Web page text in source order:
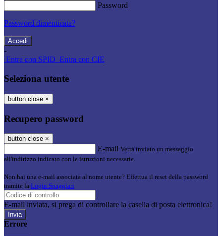
Password
Password dimenticata?
-
Entra con SPID Entra con CIE
Seleziona utente
button close ×
Recupero password
button close ×
E-mail Verrà inviato un messaggio
all'indirizzo indicato con le istruzioni necessarie.
Non hai una e-mail associata al nome utente? Effettua il reset della password
tramite la Login Spaggiari
E-mail inviata, si prega di controllare la casella di posta elettronica!
Errore